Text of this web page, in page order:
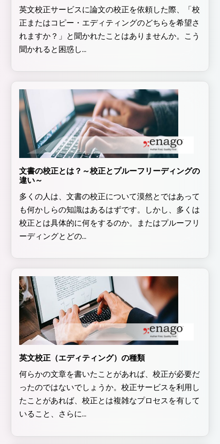
英文校正サービスに論文の校正を依頼した際、「校
正またはコピー・エディティングのどちらを希望さ
れますか？」と聞かれたことはありませんか。こう
聞かれると困惑し...
文書の校正とは？～校正とプルーフリーディングの
違い～
多くの人は、文書の校正について漠然とではあって
も何かしらの知識はあるはずです。しかし、多くは
校正とは具体的に何をするのか。またはプルーフリ
ーディングとどの...
英文校正（エディティング）の種類
何らかの文章を書いたことがあれば、校正が必要だ
ったのではないでしょうか。校正サービスを利用し
たことがあれば、校正とは複雑なプロセスを有して
いること、さらに...